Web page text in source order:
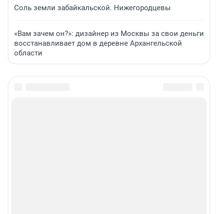
Соль земли забайкальской. Нижегородцевы
«Вам зачем он?»: дизайнер из Москвы за свои деньги
восстанавливает дом в деревне Архангельской
области